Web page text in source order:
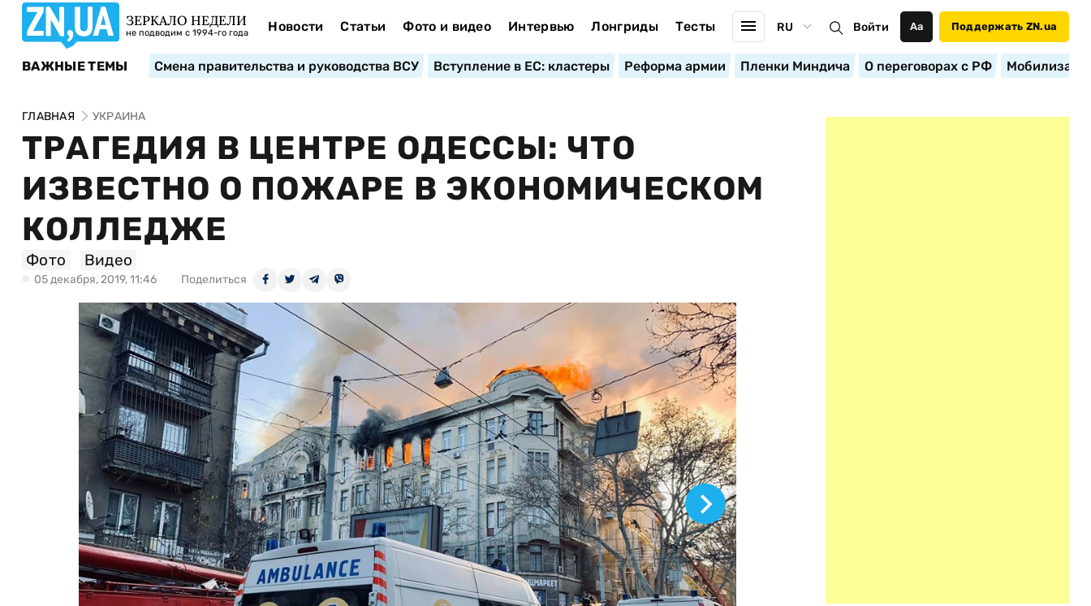
ЗЕРКАЛО НЕДЕЛИ
не подводим с 1994-го года Новости Статьи Фото и видео Интервью Лонгриды Тесты RU Войти Аа Поддержать ZN.ua
ВАЖНЫЕ ТЕМЫ Смена правительства и руководства ВСУ Вступление в ЕС: кластеры Реформа армии Пленки Миндича О переговорах с РФ
ГЛАВНАЯ УКРАИНА
ТРАГЕДИЯ В ЦЕНТРЕ ОДЕССЫ: ЧТО
ИЗВЕСТНО О ПОЖАРЕ В ЭКОНОМИЧЕСКОМ
КОЛЛЕДЖЕ
Фото Видео
05 декабря, 2019, 11:46 Поделиться